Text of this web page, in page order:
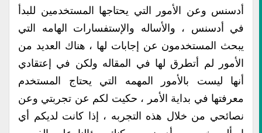
أدسنس وعن الأمور التي يحتاجها المستخدمين للبدأ
في أدسنس ، والأساله والإستفسارات الهامه التي
يبحث المستخدمون عن إجابات لها ، هناك العديد من
الأمور لم أتطرق لها في المقاله ولكن في إعتقادي
أنها ليست بالأمور المهمه التي يحتاج المستخدم
معرفتها في بداية الأمر ، حكيت لكم عن تجربتي وعن
نصائحي من خلال هذه التجربه ، إذا كانت لديكم أي